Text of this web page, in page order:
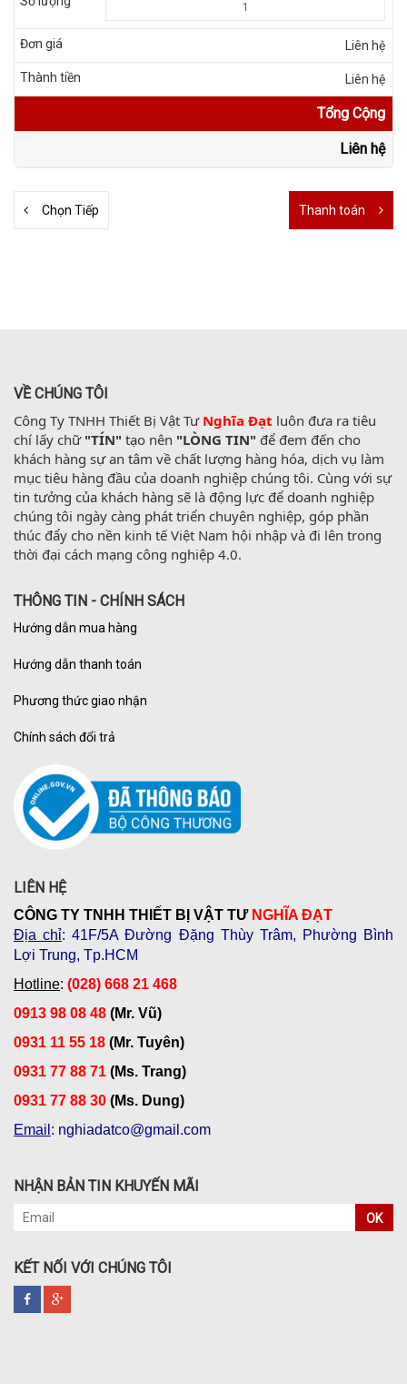
Liên hệ
Liên hệ
Tổng Cộng
Liên hệ
Chọn Tiếp Thanh toán
VỀ CHÚNG TÔI
Công Ty TNHH Thiết Bị Vật Tư Nghĩa Đạt luôn đưa ra tiêu
chí lấy chữ "TÍN" tạo nên "LÒNG TIN" để đem đến cho
khách hàng sự an tâm về chất lượng hàng hóa, dịch vụ làm
mục tiêu hàng đầu của doanh nghiệp chúng tôi. Cùng với sự
tin tưởng của khách hàng sẽ là động lực để doanh nghiệp
chúng tôi ngày càng phát triển chuyên nghiệp, góp phần
thúc đẩy cho nền kinh tế Việt Nam hội nhập và đi lên trong
thời đại cách mạng công nghiệp 4.0.
THÔNG TIN - CHÍNH SÁCH
Hướng dẫn mua hàng
Hướng dẫn thanh toán
Phương thức giao nhận
Chính sách đổi trả
LIÊN HỆ
CÔNG TY TNHH THIẾT BỊ VẬT TƯ NGHĨA ĐẠT
Địa chỉ: 41F/5A Đường Đặng Thùy Trâm, Phường Bình
Lợi Trung, Tp.HCM
Hotline: (028) 668 21 468
0913 98 08 48 (Mr. Vũ)
0931 11 55 18 (Mr. Tuyên)
0931 77 88 71 (Ms. Trang)
0931 77 88 30 (Ms. Dung)
Email : nghiadatco@gmail.com
NHẬN BẢN TIN KHUYẾN MÃI
OK
KẾT NỐI VỚI CHÚNG TÔI